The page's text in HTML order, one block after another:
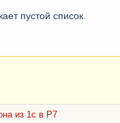
пустой список.
из 1с в Р7